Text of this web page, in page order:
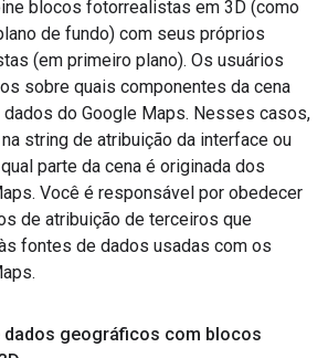
blocos fotorrealistas em 3D (como
de fundo) com seus próprios
(em primeiro plano). Os usuários
sobre quais componentes da cena
do Google Maps. Nesses casos,
string de atribuição da interface ou
parte da cena é originada dos
Você é responsável por obedecer
de atribuição de terceiros que
fontes de dados usadas com os
geográficos com blocos